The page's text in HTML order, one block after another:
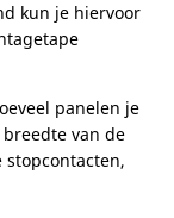
kun je hiervoor
panelen je
van de